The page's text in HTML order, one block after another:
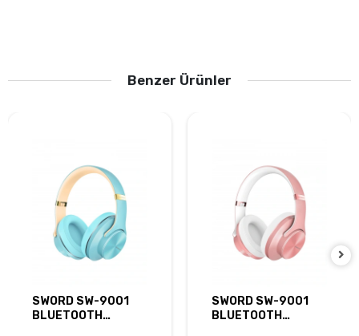
Benzer Ürünler
SWORD SW-9001
BLUETOOTH
SWORD SW-9001
BLUETOOTH